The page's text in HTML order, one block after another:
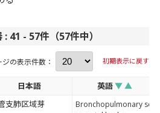
- 57件（57件中）
ジの表示件数： 初期表示に戻す
日本語 英語▼ ▲
支肺区域芽
Bronchopulmonary se